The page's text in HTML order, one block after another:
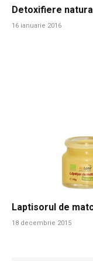
Detoxifiere
16 ianuarie 2016
Laptisorul de
18 decembrie 2015